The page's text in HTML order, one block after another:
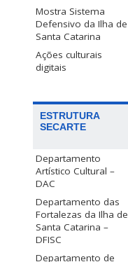
Mostra Sistema
Defensivo da Ilha de
Santa Catarina
Ações culturais
digitais
ESTRUTURA
SECARTE
Departamento
Artístico Cultural –
DAC
Departamento das
Fortalezas da Ilha de
Santa Catarina –
DFISC
Departamento de